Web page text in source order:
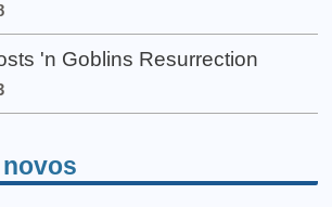
'n Goblins Resurrection